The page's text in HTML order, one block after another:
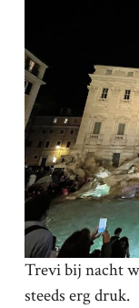
Trevi bij nacht
steeds erg druk.